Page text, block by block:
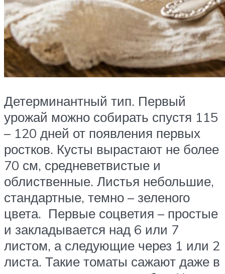
Детерминантный тип. Первый
урожай можно собирать спустя 115
– 120 дней от появления первых
ростков. Кусты вырастают не более
70 см, средневетвистые и
облиственные. Листья небольшие,
стандартные, темно – зеленого
цвета. Первые соцветия – простые
и закладывается над 6 или 7
листом, а следующие через 1 или 2
листа. Такие томаты сажают даже в